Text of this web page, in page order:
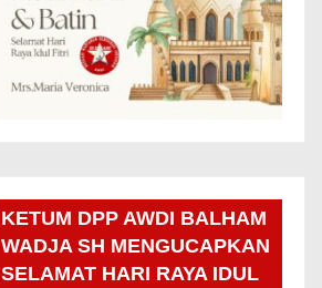
KETUM DPP AWDI BALHAM
WADJA SH MENGUCAPKAN
SELAMAT HARI RAYA IDUL